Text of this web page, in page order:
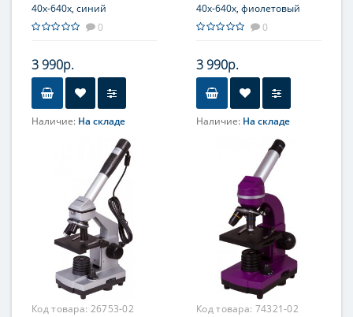
40x-640x, синий
0
3 990р.
Наличие: На складе
Увеличение, крат
40; 64; 100; 160; 400; 640
Окуляр (ы)
WF10x-16x
(двухпозиционный)
Фокусировка
Грубая
40x-640x, фиолетовый
0
3 990р.
Наличие: На складе
Увеличение, крат
40; 64; 100; 160; 400; 640
Окуляр (ы)
WF10x-16x
(двухпозиционный)
Фокусировка
Грубая
Код товара: 26753-02
Код товара: 74321-02